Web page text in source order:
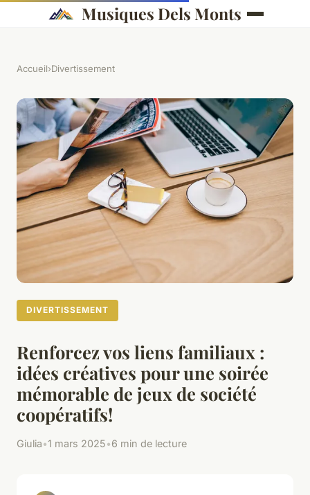
Musiques Dels Monts
Accueil›Divertissement
DIVERTISSEMENT
Renforcez vos liens familiaux :
idées créatives pour une soirée
mémorable de jeux de société
coopératifs!
Giulia•1 mars 2025•6 min de lecture